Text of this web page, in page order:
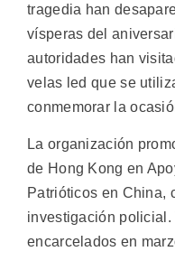
tragedia han
vísperas del
autoridades han
velas led que se
conmemorar la
La organización
de Hong Kong en
Patrióticos en China,
investigación policial.
encarcelados en